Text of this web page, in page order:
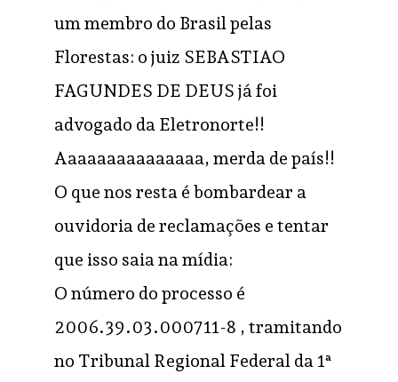
um membro do Brasil pelas
Florestas: o juiz SEBASTIAO
FAGUNDES DE DEUS já foi
advogado da Eletronorte!!
Aaaaaaaaaaaaaaa, merda de país!!
O que nos resta é bombardear a
ouvidoria de reclamações e tentar
que isso saia na mídia:
O número do processo é
2006.39.03.000711-8 , tramitando
no Tribunal Regional Federal da 1ª